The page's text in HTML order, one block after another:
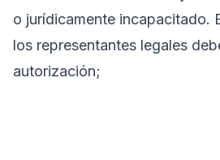
o jurídicamente incapacitado.
los representantes legales
autorización;